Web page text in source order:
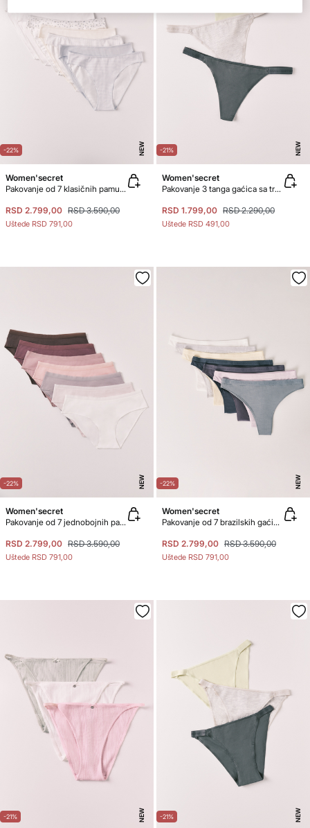
-22% NEW
Women'secret
Pakovanje od 7 klasičnih pamučnih gaćica sa raznobojnim printom
RSD 2.799,00 RSD 3.590,00
Uštede RSD 791,00
-21% NEW
Women'secret
Pakovanje 3 tanga gaćica sa trakom od pamuka sa logom
RSD 1.799,00 RSD 2.290,00
Uštede RSD 491,00
-22% NEW
Women'secret
Pakovanje od 7 jednobojnih pamučnih širokih gaćica
RSD 2.799,00 RSD 3.590,00
Uštede RSD 791,00
-22% NEW
Women'secret
Pakovanje od 7 brazilskih gaćica od mekog pamuka sa logom
RSD 2.799,00 RSD 3.590,00
Uštede RSD 791,00
-21% NEW -21% NEW